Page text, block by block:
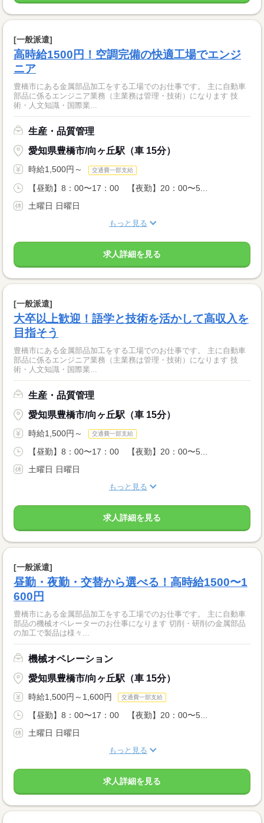
[一般派遣]
高時給1500円！空調完備の快適工場でエンジ
ニア
豊橋市にある金属部品加工をする工場でのお仕事です。 主に自動車
部品に係るエンジニア業務（主業務は管理・技術）になります 技
術・人文知識・国際業...
生産・品質管理
愛知県豊橋市/向ヶ丘駅（車 15分）
時給1,500円～ 交通費一部支給
【昼勤】8：00〜17：00 【夜勤】20：00〜5...
土曜日 日曜日
もっと見る
求人詳細を見る
[一般派遣]
大卒以上歓迎！語学と技術を活かして高収入を
目指そう
豊橋市にある金属部品加工をする工場でのお仕事です。 主に自動車
部品に係るエンジニア業務（主業務は管理・技術）になります 技
術・人文知識・国際業...
生産・品質管理
愛知県豊橋市/向ヶ丘駅（車 15分）
時給1,500円～ 交通費一部支給
【昼勤】8：00〜17：00 【夜勤】20：00〜5...
土曜日 日曜日
もっと見る
求人詳細を見る
[一般派遣]
昼勤・夜勤・交替から選べる！高時給1500〜1
600円
豊橋市にある金属部品加工をする工場でのお仕事です。 主に自動車
部品の機械オペレーターのお仕事になります 切削・研削の金属部品
の加工で製品は様々...
機械オペレーション
愛知県豊橋市/向ヶ丘駅（車 15分）
時給1,500円～1,600円 交通費一部支給
【昼勤】8：00〜17：00 【夜勤】20：00〜5...
土曜日 日曜日
もっと見る
求人詳細を見る